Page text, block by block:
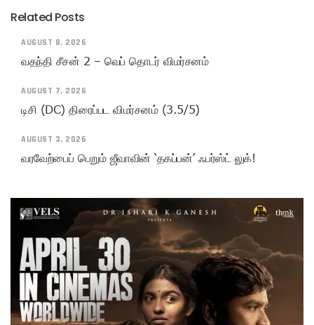
Related Posts
AUGUST 8, 2026
வதந்தி சீசன் 2 – வெப் தொடர் விமர்சனம்
AUGUST 7, 2026
டிசி (DC) திரைப்பட விமர்சனம் (3.5/5)
AUGUST 3, 2026
வரவேற்பைப் பெறும் ஜீவாவின் ‘தகப்பன்’ ஃபர்ஸ்ட் லுக்!